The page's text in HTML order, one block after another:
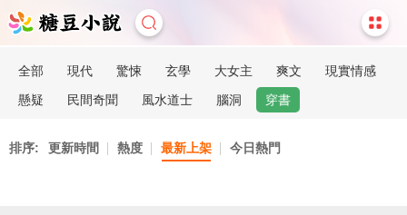
全部 現代 驚悚 玄學 大女主 爽文
現實情感
懸疑
民間奇聞 風水道士 腦洞 穿書
排序: 更新時間 熱度 最新上架 今日熱門